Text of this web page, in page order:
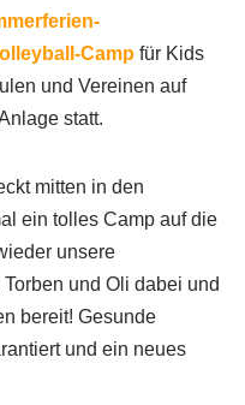
Camp für Kids
und Vereinen auf
statt.
mitten in den
ein tolles Camp auf die
unsere
und Oli dabei und
bereit! Gesunde
und ein neues